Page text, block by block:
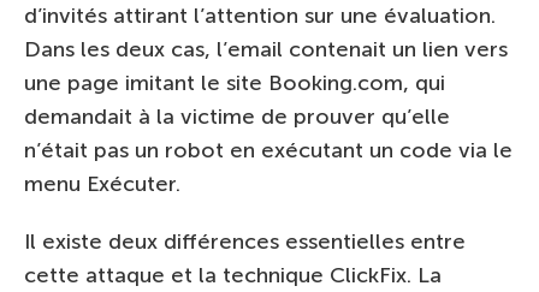
d’invités attirant l’attention sur une évaluation.
Dans les deux cas, l’email contenait un lien vers
une page imitant le site Booking.com, qui
demandait à la victime de prouver qu’elle
n’était pas un robot en exécutant un code via le
menu Exécuter.
Il existe deux différences essentielles entre
cette attaque et la technique ClickFix. La